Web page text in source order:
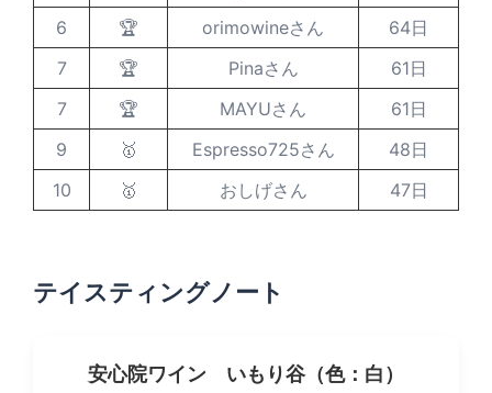
6
🏆 orimowineさん
64日
7
🏆 Pinaさん
61日
7
🏆 MAYUさん
61日
9
🥇 Espresso725さん
48日
10
🥇 おしげさん 47日
テイスティングノート
安心院ワイン いもり谷（色：白）